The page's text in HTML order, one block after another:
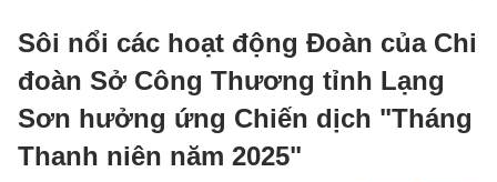
Sôi nổi các hoạt động Đoàn của Chi
đoàn Sở Công Thương tỉnh Lạng
Sơn hưởng ứng Chiến dịch "Tháng
Thanh niên năm 2025"